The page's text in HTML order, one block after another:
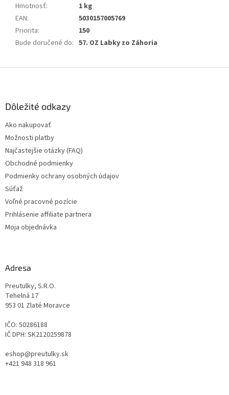
Hmotnosť:
1 kg
EAN:
5030157005769
Priorita:
150
Bude doručené do: 57. OZ Labky zo Záhoria
Dôležité odkazy
Ako nakupovať
Možnosti platby
Najčastejšie otázky (FAQ)
Obchodné podmienky
Podmienky ochrany osobných údajov
Súťaž
Voľné pracovné pozície
Prihlásenie affiliate partnera
Moja objednávka
Adresa
Preutulky, S.R.O.
Tehelná 17
953 01 Zlaté Moravce
IČO: 50286188
IČ DPH: SK2120259878
eshop@preutulky.sk
+421 948 318 961